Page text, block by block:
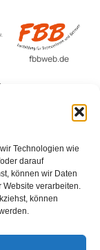
Technologien wie
darauf
können wir Daten
Website verarbeiten.
können
fbbweb.de
AGB